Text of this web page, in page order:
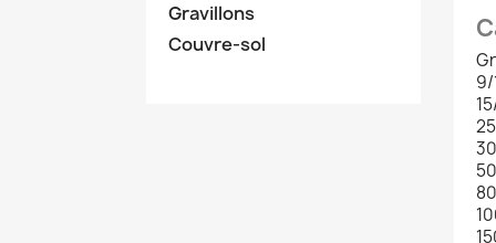
Gravillons
Couvre-sol
9/